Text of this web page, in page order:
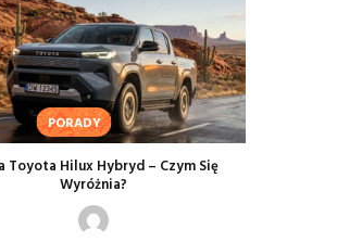
PORADY
Toyota Hilux Hybryd – Czym Się
Wyróżnia?